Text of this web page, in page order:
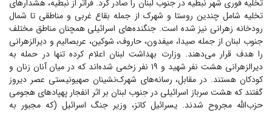
تخلیه فوری شهر نبطیه در جنوب لبنان را صادر کرد. فراتر از نبطیه، هشدار‌های
تخلیه شامل چندین روستا و شهرک از جمله بقاع غربی و مناطقی تا شمال
رودخانه زهرانی نیز شده است. جنگنده‌های اسرائیلی همچنان مناطق مختلف
جنوب لبنان از جمله صیدا، میفدون، حاروف، شوکین، عربصالیم و دیرالزهرانی
را هدف قرار می‌دهند. وزارت بهداشت لبنان اعلام کرده تنها در حمله به
دیرالزهرانی هشت نفر شهید و ۱۹ نفر زخمی شده‌اند که در میان آنان زنان و
کودکان هستند. در مقابل، رسانه‌های شهرک‌نشینان صهیونیستی عصر دیروز
گفتند که هشت سرباز اسرائیلی در جنوب لبنان بر اثر انفجار پهپاد‌های هجومی
حزب‌الله مجروح شدند. یسرائیل کاتز، وزیر جنگ اسرائیل (که مجبور به